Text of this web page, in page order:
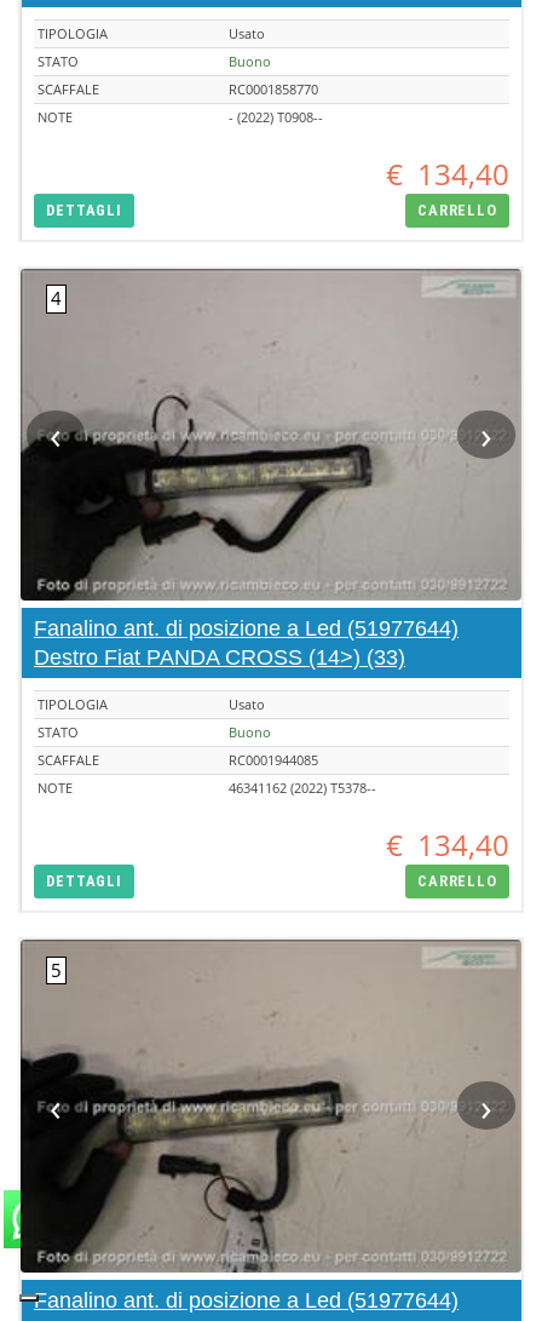
TIPOLOGIA
Usato
STATO
Buono
SCAFFALE
RC0001858770
NOTE
- (2022) T0908--
€ 134,40
DETTAGLI CARRELLO
‹ ›
Fanalino ant. di posizione a Led (51977644)
Destro Fiat PANDA CROSS (14>) (33)
TIPOLOGIA
Usato
STATO
Buono
SCAFFALE
RC0001944085
NOTE
46341162 (2022) T5378--
€ 134,40
DETTAGLI CARRELLO
‹ ›
Fanalino ant. di posizione a Led (51977644)